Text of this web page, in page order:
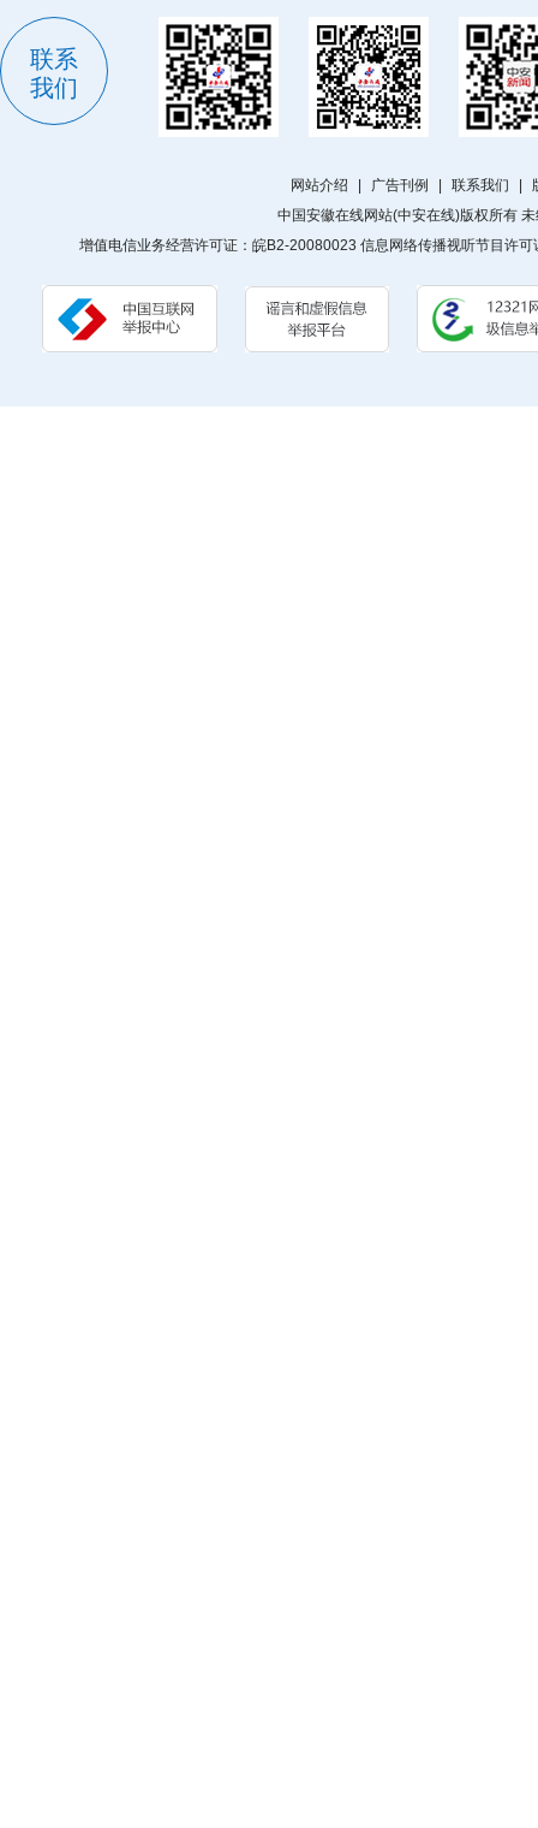
联系
我们
网站介绍 广告刊例 联系我们
中国安徽在线网站(中安在线)版权所有
增值电信业务经营许可证：皖B2-20080023 信息网络传播视听节目许